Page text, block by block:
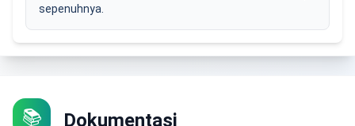
sepenuhnya.
📚 Dokumentasi